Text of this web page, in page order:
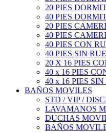
20 PIES
40 PIES
20 PIES
40 PIES
40 PIES CON
40 PIES SIN
20 X 16 PIES
40 x 16 PIES
40 x 16 PIES
BAÑOS MOVILES
STD / VIP /
LAVAMANOS
DUCHAS
BAÑOS